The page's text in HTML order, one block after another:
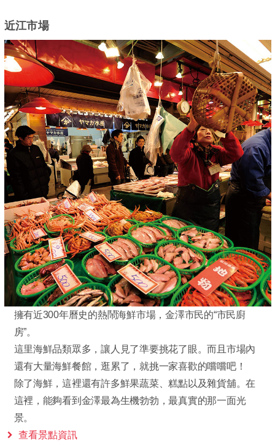
近江市場
擁有近300年曆史的熱鬧海鮮市場，金澤市民的“市民廚
房”。
這里海鮮品類眾多，讓人見了準要挑花了眼。而且市場內
還有大量海鮮餐館，逛累了，就挑一家喜歡的嚐嚐吧！
除了海鮮，這裡還有許多鮮果蔬菜、糕點以及雜貨舖。在
這裡，能夠看到金澤最為生機勃勃，最真實的那一面光
景。
查看景點資訊